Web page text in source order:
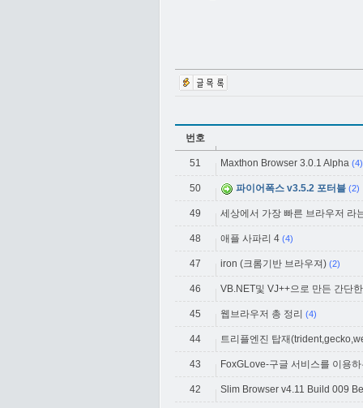
번호
51 Maxthon Browser 3.0.1 Alpha (4)
50 파이어폭스 v3.5.2 포터블 (2)
49 세상에서 가장 빠른 브라우저 라
48 애플 사파리 4 (4)
47 iron (크롬기반 브라우져) (2)
46 VB.NET및 VJ++으로 만든 간단
45 웹브라우저 총 정리 (4)
44 트리플엔진 탑재
43 FoxGLove-구글 서비스를 이용
42 Slim Browser v4.11 Build 009